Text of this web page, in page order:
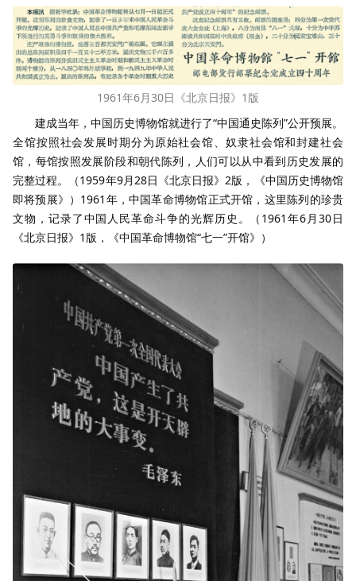
1961年6月30日《北京日报》1版
建成当年，中国历史博物馆就进行了“中国通史陈列”公开预展。
全馆按照社会发展时期分为原始社会馆、奴隶社会馆和封建社会
馆，每馆按照发展阶段和朝代陈列，人们可以从中看到历史发展的
完整过程。（1959年9月28日《北京日报》2版，《中国历史博物馆
即将预展》）1961年，中国革命博物馆正式开馆，这里陈列的珍贵
文物，记录了中国人民革命斗争的光辉历史。（1961年6月30日
《北京日报》1版，《中国革命博物馆“七一”开馆》）